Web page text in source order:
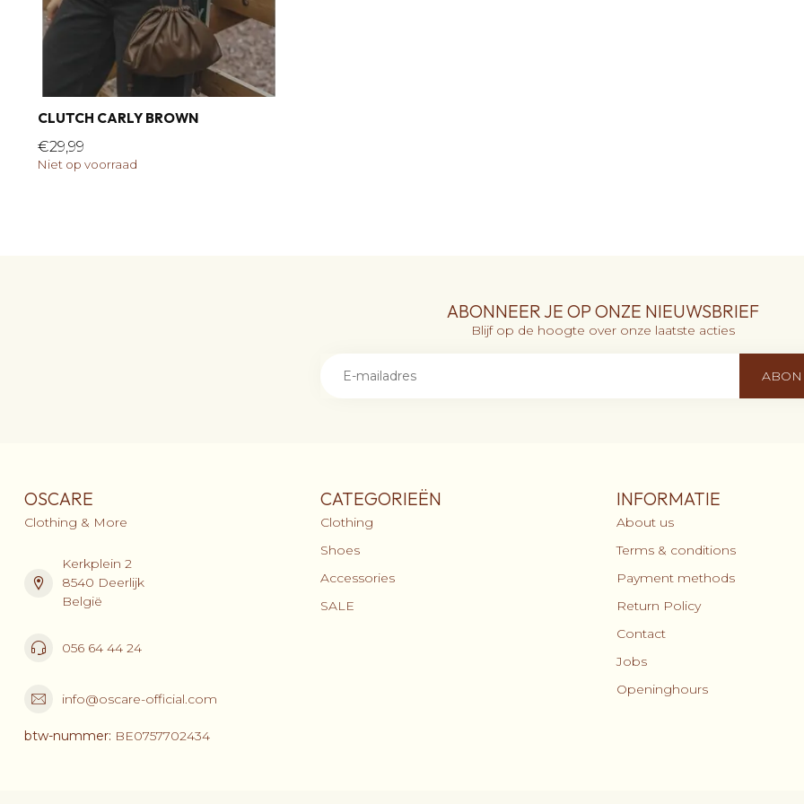
CLUTCH CARLY BROWN
€29,99
Niet op voorraad
ABONNEER JE OP ONZE NIEUWSBRIEF
Blijf op de hoogte over onze laatste acties
OSCARE
Clothing & More
Kerkplein 2
8540 Deerlijk
België
056 64 44 24
info@oscare-official.com
btw-nummer: BE0757702434
CATEGORIEËN
Clothing
Shoes
Accessories
SALE
INFORMATIE
About us
Terms & conditions
Payment methods
Return Policy
Contact
Jobs
Openinghours